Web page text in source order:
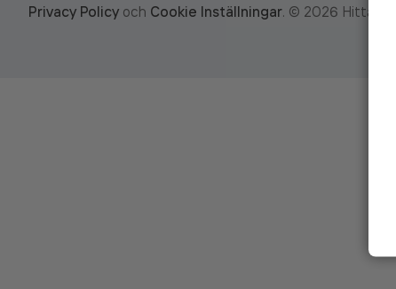
Privacy Policy och Cookie Inställningar. © 2026 Hitta.se